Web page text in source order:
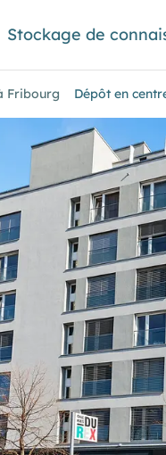
Stockage de
Fribourg Dépôt en
pour